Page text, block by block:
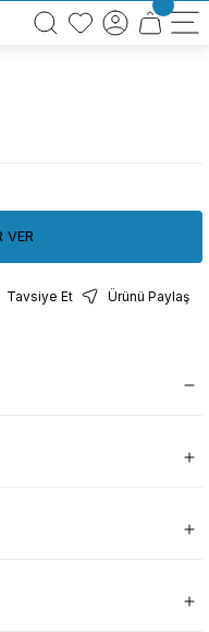
KARGO BEDAVA!
REFERANSI
VER
Tavsiye Et
Ürünü Paylaş